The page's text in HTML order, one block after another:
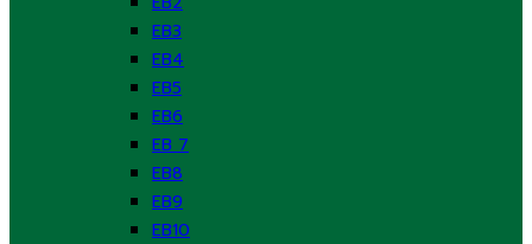
EB3
EB4
EB5
EB6
EB 7
EB8
EB9
EB10